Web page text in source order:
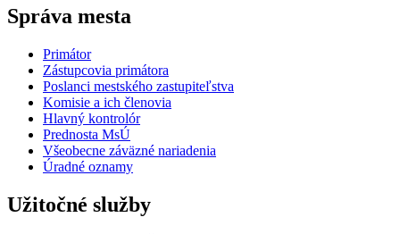
Správa mesta
Primátor
Zástupcovia primátora
Poslanci mestského zastupiteľstva
Komisie a ich členovia
Hlavný kontrolór
Prednosta MsÚ
Všeobecne záväzné nariadenia
Úradné oznamy
Užitočné služby